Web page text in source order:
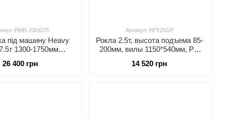
PWR-JSHD75
під машину Heavy
1300-1750мм
26 400 грн
Артикул: HPT25GP
Рокла 2.5т, высота подъема 85-
200мм, вилы 1150*540мм, PU
14 520 грн